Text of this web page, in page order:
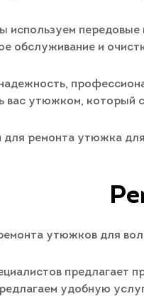
используем
обслуживание и
вас утюжком, который
для ремонта утюжка
утюжков для
предлагает
удобную